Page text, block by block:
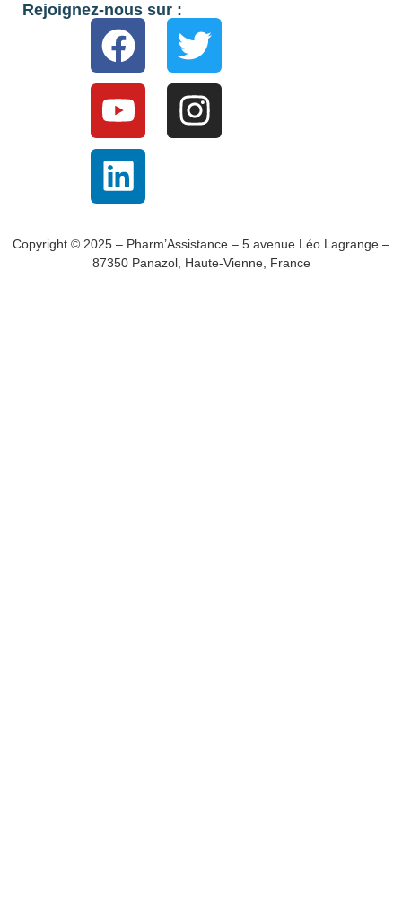
Rejoignez-nous sur :
Copyright © 2025 – Pharm’Assistance – 5 avenue Léo Lagrange –
87350 Panazol, Haute-Vienne, France